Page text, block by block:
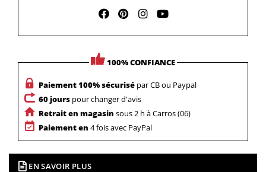
100% CONFIANCE
Paiement 100% sécurisé par CB ou Paypal
60 jours pour changer d'avis
Retrait en magasin sous 2 h à Carros (06)
Paiement en 4 fois avec PayPal
EN SAVOIR PLUS